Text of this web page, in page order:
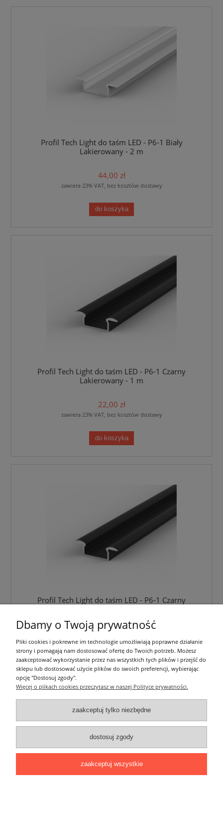
Profil Tech Light do taśm LED - P6-1 Biały
Lakierowany - 2 m
44,00 zł
zawiera 23% VAT, bez kosztów dostawy
do koszyka
Profil Tech Light do taśm LED - P6-1 Czarny
Lakierowany - 1 m
22,00 zł
zawiera 23% VAT, bez kosztów dostawy
do koszyka
Profil Tech Light do taśm LED - P6-1 Czarny
44,00 zł
zawiera 23% VAT, bez kosztów dostawy
do koszyka
Dbamy o Twoją prywatność
Pliki cookies i pokrewne im technologie umożliwiają poprawne działanie
strony i pomagają nam dostosować ofertę do Twoich potrzeb. Możesz
zaakceptować wykorzystanie przez nas wszystkich tych plików i przejść do
sklepu lub dostosować użycie plików do swoich preferencji, wybierając
opcję "Dostosuj zgody".
Więcej o plikach cookies przeczytasz w naszej Polityce prywatności.
zaakceptuj tylko niezbędne
dostosuj zgody
zaakceptuj wszystkie